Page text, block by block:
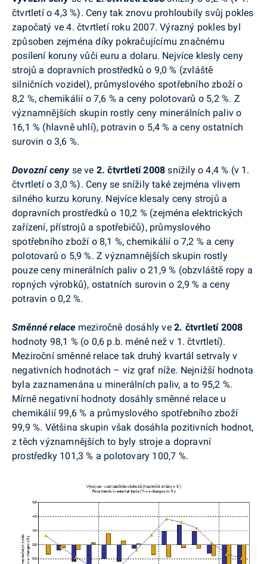
čtvrtletí o 4,3 %). Ceny tak znovu prohloubily svůj pokles
započatý ve 4. čtvrtletí roku 2007. Výrazný pokles byl
způsoben zejména díky pokračujícímu značnému
posílení koruny vůči euru a dolaru. Nejvíce klesly ceny
strojů a dopravních prostředků o 9,0 % (zvláště
silničních vozidel), průmyslového spotřebního zboží o
8,2 %, chemikálií o 7,6 % a ceny polotovarů o 5,2 %. Z
významnějších skupin rostly ceny minerálních paliv o
16,1 % (hlavně uhlí), potravin o 5,4 % a ceny ostatních
surovin o 3,6 %.
Dovozní cenyse ve 2. čtvrtletí 2008 snížily o 4,4 % (v 1.
čtvrtletí o 3,0 %). Ceny se snížily také zejména vlivem
silného kurzu koruny. Nejvíce klesaly ceny strojů a
dopravních prostředků o 10,2 % (zejména elektrických
zařízení, přístrojů a spotřebičů), průmyslového
spotřebního zboží o 8,1 %, chemikálií o 7,2 % a ceny
polotovarů o 5,9 %. Z významnějších skupin rostly
pouze ceny minerálních paliv o 21,9 % (obzvláště ropy a
ropných výrobků), ostatních surovin o 2,9 % a ceny
potravin o 0,2 %.
Směnné relace meziročně dosáhly ve2. čtvrtletí 2008
hodnoty 98,1 % (o 0,6 p.b. méně než v 1. čtvrtletí).
Meziroční směnné relace tak druhý kvartál setrvaly v
negativních hodnotách – viz graf níže. Nejnižší hodnota
byla zaznamenána u minerálních paliv, a to 95,2 %.
Mírně negativní hodnoty dosáhly směnné relace u
chemikálií 99,6 % a průmyslového spotřebního zboží
99,9 %. Většina skupin však dosáhla pozitivních hodnot,
z těch významnějších to byly stroje a dopravní
prostředky 101,3 % a polotovary 100,7 %.